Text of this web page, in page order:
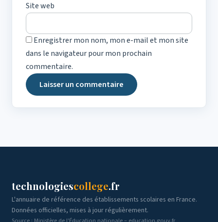
Site web
Enregistrer mon nom, mon e-mail et mon site
dans le navigateur pour mon prochain
commentaire.
technologiescollege.fr
L'annuaire de référence des établissements scolaires en France.
Données officielles, mises à jour régulièrement.